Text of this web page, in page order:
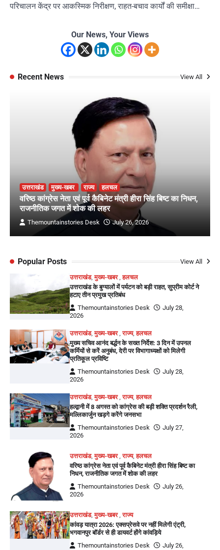
परिचालन केंद्र पर आकस्मिक निरीक्षण, राहत-बचाव कार्यों की समीक्षा…
Our News, Your Views
Recent News View All
उत्तराखंड मुख्य-खबर राज्य हलचल
वरिष्ठ कांग्रेस नेता एवं पूर्व कैबिनेट मंत्री हीरा सिंह बिष्ट का निधन,
राजनीतिक जगत में शोक की लहर
Themountainstories Desk July 26, 2026
Popular Posts View All
उत्तराखंड,मुख्य-खबर,हलचल
उत्तराखंड के बुग्यालों में पर्यटन को बड़ी राहत, सुप्रीम कोर्ट ने
हटाए तीन प्रमुख प्रतिबंध
Themountainstories Desk
July 28,
2026
उत्तराखंड,मुख्य-खबर,राज्य,हलचल
मुख्य सचिव आनंद बर्द्धन के सख्त निर्देश: 3 दिन में उपनल
कर्मियों से करें अनुबंध, देरी पर विभागाध्यक्षों को मिलेगी
प्रतिकूल प्रविष्टि
Themountainstories Desk
July 28,
2026
उत्तराखंड,मुख्य-खबर,राज्य,हलचल
हल्द्वानी में 8 अगस्त को कांग्रेस की बड़ी शक्ति प्रदर्शन रैली,
मल्लिकार्जुन खड़गे करेंगे जनसभा
Themountainstories Desk
July 27,
2026
उत्तराखंड,मुख्य-खबर,राज्य,हलचल
वरिष्ठ कांग्रेस नेता एवं पूर्व कैबिनेट मंत्री हीरा सिंह बिष्ट का
निधन, राजनीतिक जगत में शोक की लहर
Themountainstories Desk
July 26,
2026
उत्तराखंड,मुख्य-खबर,राज्य
कांवड़ यात्रा 2026: एक्सप्रेसवे पर नहीं मिलेगी एंट्री,
भगवानपुर बॉर्डर से ही डायवर्ट होंगे कांवड़िये
Themountainstories Desk
July 26,